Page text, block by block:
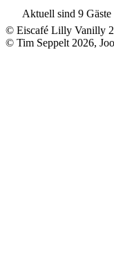
Aktuell sind 9
© Eiscafé Lilly Vanilly
© Tim Seppelt 2026,